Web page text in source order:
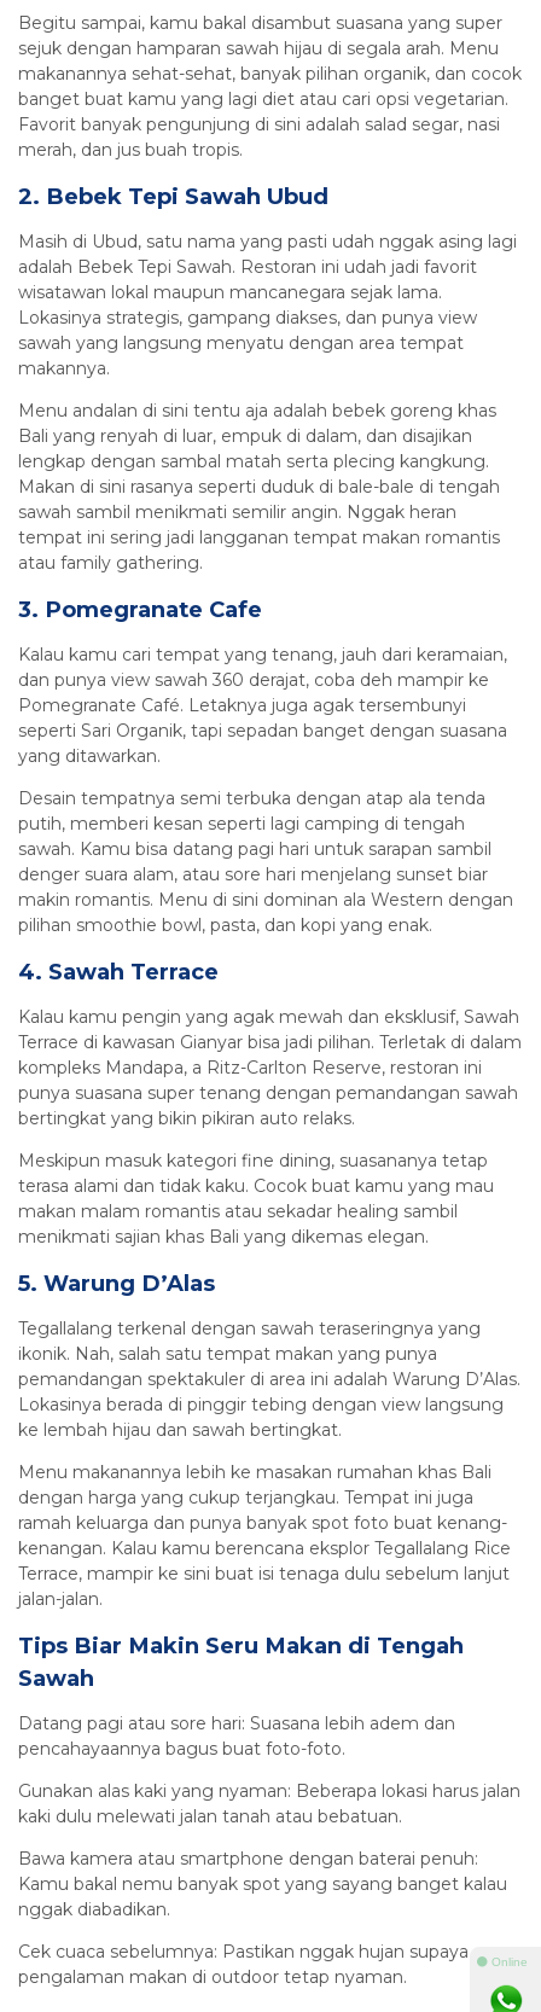
Begitu sampai, kamu bakal disambut suasana yang super
sejuk dengan hamparan sawah hijau di segala arah. Menu
makanannya sehat-sehat, banyak pilihan organik, dan cocok
banget buat kamu yang lagi diet atau cari opsi vegetarian.
Favorit banyak pengunjung di sini adalah salad segar, nasi
merah, dan jus buah tropis.
2. Bebek Tepi Sawah Ubud
Masih di Ubud, satu nama yang pasti udah nggak asing lagi
adalah Bebek Tepi Sawah. Restoran ini udah jadi favorit
wisatawan lokal maupun mancanegara sejak lama.
Lokasinya strategis, gampang diakses, dan punya view
sawah yang langsung menyatu dengan area tempat
makannya.
Menu andalan di sini tentu aja adalah bebek goreng khas
Bali yang renyah di luar, empuk di dalam, dan disajikan
lengkap dengan sambal matah serta plecing kangkung.
Makan di sini rasanya seperti duduk di bale-bale di tengah
sawah sambil menikmati semilir angin. Nggak heran
tempat ini sering jadi langganan tempat makan romantis
atau family gathering.
3. Pomegranate Cafe
Kalau kamu cari tempat yang tenang, jauh dari keramaian,
dan punya view sawah 360 derajat, coba deh mampir ke
Pomegranate Café. Letaknya juga agak tersembunyi
seperti Sari Organik, tapi sepadan banget dengan suasana
yang ditawarkan.
Desain tempatnya semi terbuka dengan atap ala tenda
putih, memberi kesan seperti lagi camping di tengah
sawah. Kamu bisa datang pagi hari untuk sarapan sambil
denger suara alam, atau sore hari menjelang sunset biar
makin romantis. Menu di sini dominan ala Western dengan
pilihan smoothie bowl, pasta, dan kopi yang enak.
4. Sawah Terrace
Kalau kamu pengin yang agak mewah dan eksklusif, Sawah
Terrace di kawasan Gianyar bisa jadi pilihan. Terletak di dalam
kompleks Mandapa, a Ritz-Carlton Reserve, restoran ini
punya suasana super tenang dengan pemandangan sawah
bertingkat yang bikin pikiran auto relaks.
Meskipun masuk kategori fine dining, suasananya tetap
terasa alami dan tidak kaku. Cocok buat kamu yang mau
makan malam romantis atau sekadar healing sambil
menikmati sajian khas Bali yang dikemas elegan.
5. Warung D’Alas
Tegallalang terkenal dengan sawah teraseringnya yang
ikonik. Nah, salah satu tempat makan yang punya
pemandangan spektakuler di area ini adalah Warung D’Alas.
Lokasinya berada di pinggir tebing dengan view langsung
ke lembah hijau dan sawah bertingkat.
Menu makanannya lebih ke masakan rumahan khas Bali
dengan harga yang cukup terjangkau. Tempat ini juga
ramah keluarga dan punya banyak spot foto buat kenang-
kenangan. Kalau kamu berencana eksplor Tegallalang Rice
Terrace, mampir ke sini buat isi tenaga dulu sebelum lanjut
jalan-jalan.
Tips Biar Makin Seru Makan di Tengah
Sawah
Datang pagi atau sore hari: Suasana lebih adem dan
pencahayaannya bagus buat foto-foto.
Gunakan alas kaki yang nyaman: Beberapa lokasi harus jalan
kaki dulu melewati jalan tanah atau bebatuan.
Bawa kamera atau smartphone dengan baterai penuh:
Kamu bakal nemu banyak spot yang sayang banget kalau
nggak diabadikan.
Cek cuaca sebelumnya: Pastikan nggak hujan supaya
pengalaman makan di outdoor tetap nyaman.
⚫ Online